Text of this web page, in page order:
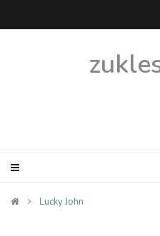
Lucky John